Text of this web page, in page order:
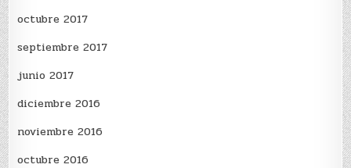
octubre 2017
septiembre 2017
junio 2017
diciembre 2016
noviembre 2016
octubre 2016